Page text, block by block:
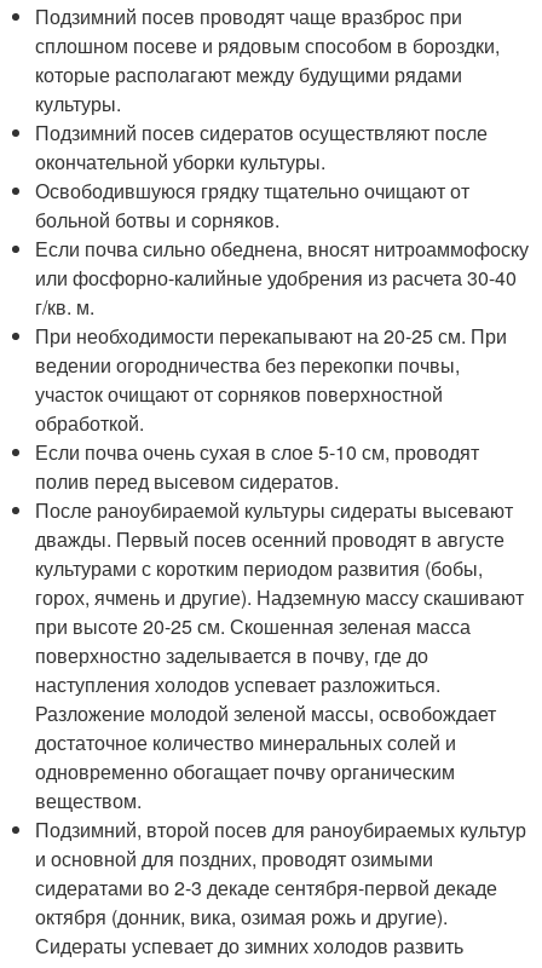
Подзимний посев проводят чаще вразброс при
сплошном посеве и рядовым способом в бороздки,
которые располагают между будущими рядами
культуры.
Подзимний посев сидератов осуществляют после
окончательной уборки культуры.
Освободившуюся грядку тщательно очищают от
больной ботвы и сорняков.
Если почва сильно обеднена, вносят нитроаммофоску
или фосфорно-калийные удобрения из расчета 30-40
г/кв. м.
При необходимости перекапывают на 20-25 см. При
ведении огородничества без перекопки почвы,
участок очищают от сорняков поверхностной
обработкой.
Если почва очень сухая в слое 5-10 см, проводят
полив перед высевом сидератов.
После раноубираемой культуры сидераты высевают
дважды. Первый посев осенний проводят в августе
культурами с коротким периодом развития (бобы,
горох, ячмень и другие). Надземную массу скашивают
при высоте 20-25 см. Скошенная зеленая масса
поверхностно заделывается в почву, где до
наступления холодов успевает разложиться.
Разложение молодой зеленой массы, освобождает
достаточное количество минеральных солей и
одновременно обогащает почву органическим
веществом.
Подзимний, второй посев для раноубираемых культур
и основной для поздних, проводят озимыми
сидератами во 2-3 декаде сентября-первой декаде
октября (донник, вика, озимая рожь и другие).
Сидераты успевает до зимних холодов развить